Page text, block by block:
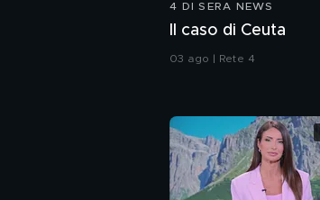
4 DI SERA NEWS
Il caso di Ceuta
03 ago | Rete 4